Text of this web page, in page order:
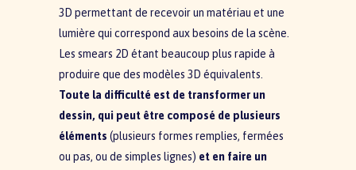
3D permettant de recevoir un matériau et une
lumière qui correspond aux besoins de la scène.
Les smears 2D étant beaucoup plus rapide à
produire que des modèles 3D équivalents.
Toute la difficulté est de transformer un
dessin, qui peut être composé de plusieurs
éléments (plusieurs formes remplies, fermées
ou pas, ou de simples lignes) et en faire un